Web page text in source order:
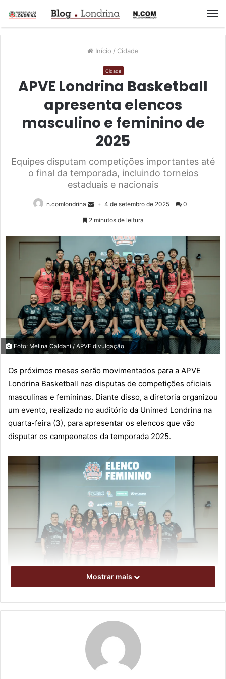
Início / Cidade
Cidade
APVE Londrina Basketball
apresenta elencos
masculino e feminino de
2025
Equipes disputam competições importantes até
o final da temporada, incluindo torneios
estaduais e nacionais
n.comlondrina 4 de setembro de 2025 0
2 minutos de leitura
Foto: Melina Caldani / APVE divulgação
Os próximos meses serão movimentados para a APVE
Londrina Basketball nas disputas de competições oficiais
masculinas e femininas. Diante disso, a diretoria organizou
um evento, realizado no auditório da Unimed Londrina na
quarta-feira (3), para apresentar os elencos que vão
disputar os campeonatos da temporada 2025.
Foto: Melina Caldani / APVE divulgação
O elenco feminino já entrou em quadra em 2025 e vive um
momento importante. Nos dias 6 e 7 de setembro, a
equipe comandada pelo técnico Marival Mazzio Junior
disputa a fase final do Campeonato Paranaense. No fim de
Mostrar mais